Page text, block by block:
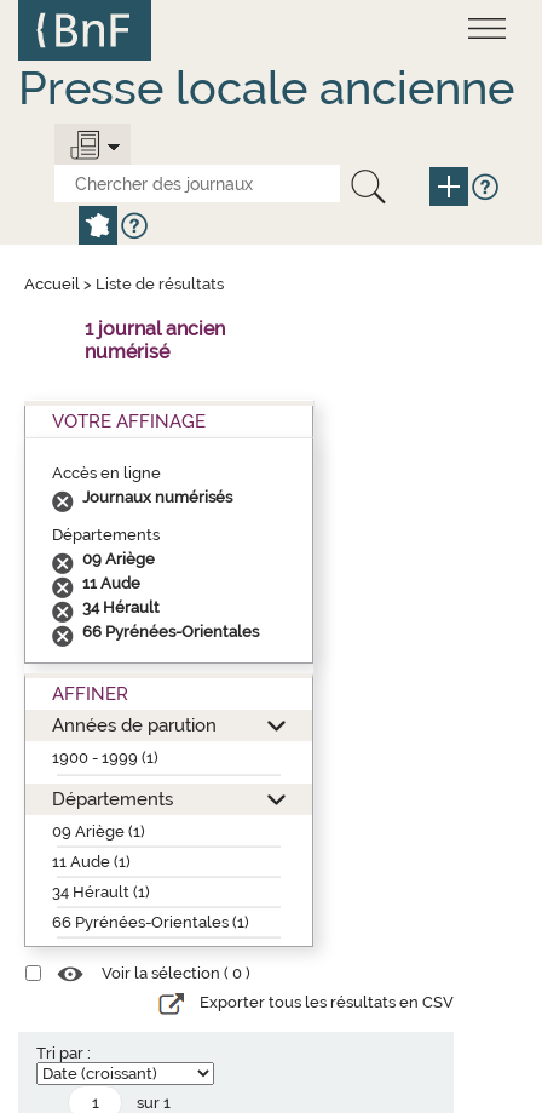
contenu
principal
Presse locale ancienne
Accueil > Liste de résultats
1 journal ancien
numérisé
VOTRE AFFINAGE
Accès en ligne
Journaux numérisés
Départements
09 Ariège
11 Aude
34 Hérault
66 Pyrénées-Orientales
AFFINER
Années de parution
1900 - 1999 (1)
Départements
09 Ariège (1)
11 Aude (1)
34 Hérault (1)
66 Pyrénées-Orientales (1)
Voir la sélection ( 0 )
Exporter tous les résultats en CSV
Tri par :
sur 1
Panneau de gestion des cookies